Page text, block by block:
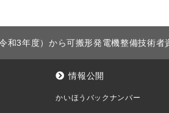
和3年度）から可搬形発電機整備技術者
情報公開
かいほうバックナンバー